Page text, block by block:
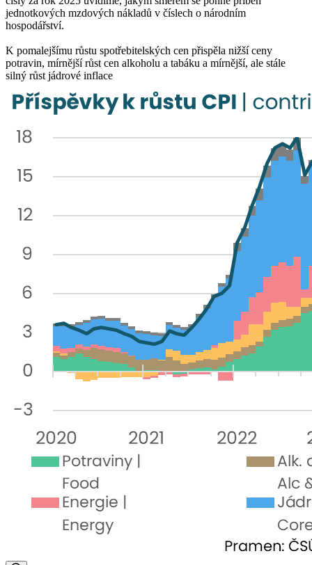
jednotkových mzdových nákladů v číslech o národním
hospodářství.
K pomalejšímu růstu spotřebitelských cen přispěla nižší ceny
potravin, mírnější růst cen alkoholu a tabáku a mírnější, ale stále
silný růst jádrové inflace